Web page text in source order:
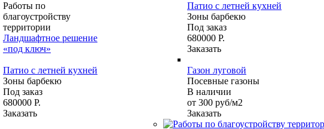
Работы по
благоустройству
территории
Ландшафтное решение
«под ключ»
Патио с летней кухней
Зоны барбекю
Под заказ
680000 Р.
Заказать
Патио с летней кухней
Зоны барбекю
Под заказ
680000 Р.
Заказать
Газон луговой
Посевные газоны
В наличии
от 300 руб/м2
Заказать